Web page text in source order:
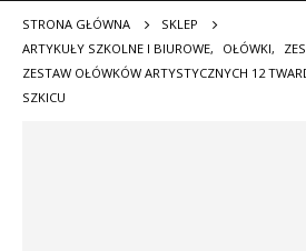
STRONA GŁÓWNA
SKLEP
ARTYKUŁY SZKOLNE I BIUROWE, OŁÓWKI,
ZESTAW OŁÓWKÓW ARTYSTYCZNYCH 12
SZKICU